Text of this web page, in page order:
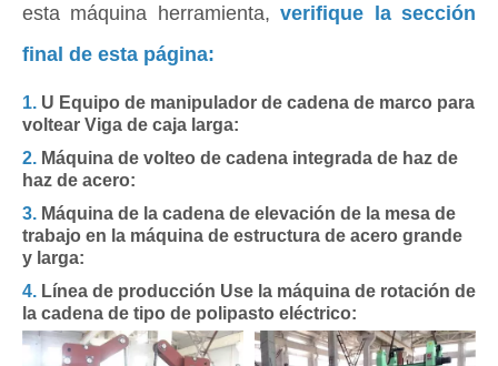
esta máquina herramienta,verifique la sección
final de esta página:
1. U Equipo de manipulador de cadena de marco para
voltear Viga de caja larga:
2. Máquina de volteo de cadena integrada de haz de
haz de acero:
3. Máquina de la cadena de elevación de la mesa de
trabajo en la máquina de estructura de acero grande
y larga:
4. Línea de producción Use la máquina de rotación de
la cadena de tipo de polipasto eléctrico: